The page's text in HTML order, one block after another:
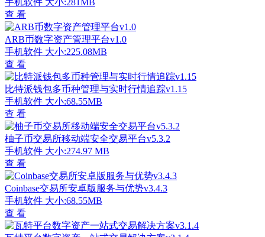
手机软件 大小:281MB
查 看
ARB币数字资产管理平台v1.0
手机软件 大小:225.08MB
查 看
比特派钱包多币种管理与实时行情追踪v1.15
手机软件 大小:68.55MB
查 看
柚子币交易所移动端安全交易平台v5.3.2
手机软件 大小:274.97 MB
查 看
Coinbase交易所安卓版服务与优势v3.4.3
手机软件 大小:68.55MB
查 看